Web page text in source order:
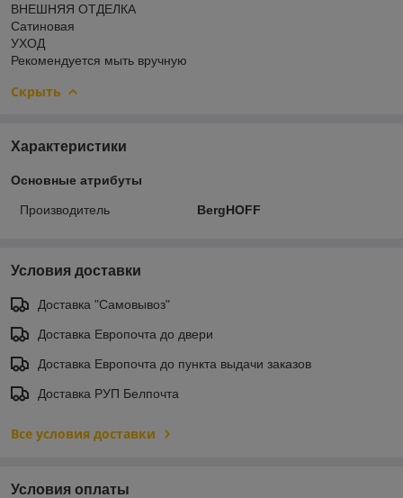
ВНЕШНЯЯ ОТДЕЛКА
Сатиновая
УХОД
Рекомендуется мыть вручную
Скрыть
Характеристики
Основные атрибуты
Производитель BergHOFF
Условия доставки
Доставка "Самовывоз"
Доставка Европочта до двери
Доставка Европочта до пункта выдачи заказов
Доставка РУП Белпочта
Все условия доставки
Условия оплаты